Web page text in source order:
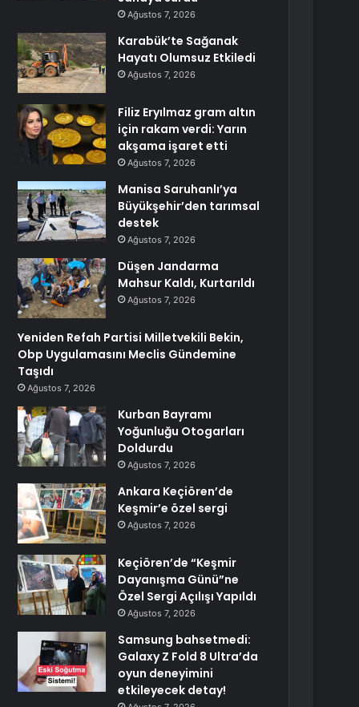
Ağustos 7, 2026
Karabük’te Sağanak
Hayatı Olumsuz Etkiledi
Ağustos 7, 2026
Filiz Eryılmaz gram altın
için rakam verdi: Yarın
akşama işaret etti
Ağustos 7, 2026
Manisa Saruhanlı’ya
Büyükşehir’den tarımsal
destek
Ağustos 7, 2026
Düşen Jandarma
Mahsur Kaldı, Kurtarıldı
Ağustos 7, 2026
Yeniden Refah Partisi Milletvekili Bekin,
Obp Uygulamasını Meclis Gündemine
Taşıdı
Ağustos 7, 2026
Kurban Bayramı
Yoğunluğu Otogarları
Doldurdu
Ağustos 7, 2026
Ankara Keçiören’de
Keşmir’e özel sergi
Ağustos 7, 2026
Keçiören’de “Keşmir
Dayanışma Günü”ne
Özel Sergi Açılışı Yapıldı
Ağustos 7, 2026
Samsung bahsetmedi:
Galaxy Z Fold 8 Ultra’da
oyun deneyimini
etkileyecek detay!